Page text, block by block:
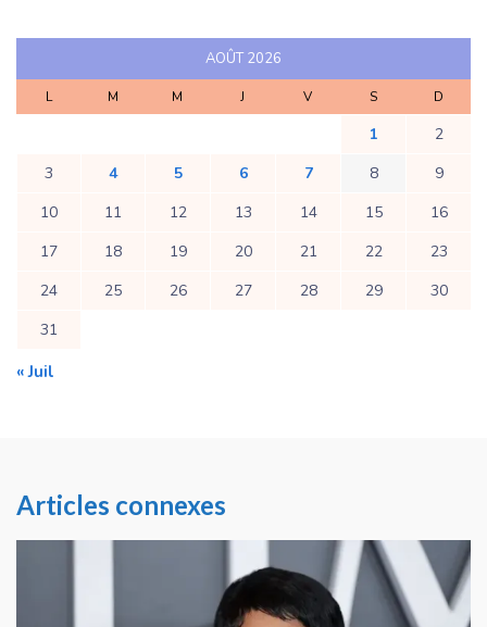
AOÛT 2026
L M M J V S D
1
2
3
4 5 6 7 8
9
10
11 12 13 14 15
16
17
18 19 20 21 22
23
24
25 26 27 28 29
30
31
« Juil
Articles connexes